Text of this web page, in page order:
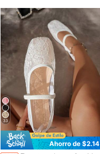
33
Ahorro de $2.14